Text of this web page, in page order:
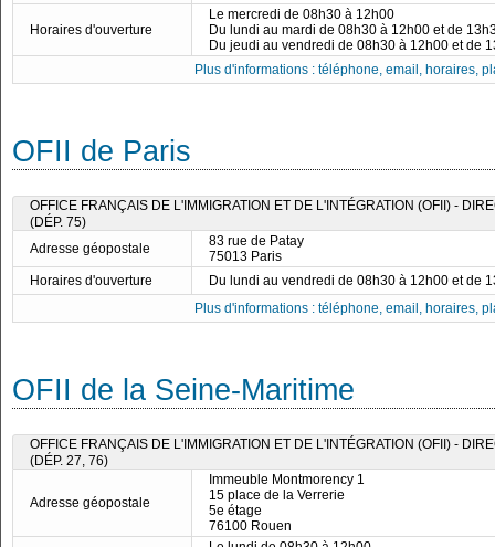
Horaires d'ouverture
Le mercredi de 08h30 à 12h00
Du lundi au mardi de 08h30 à 12h00 et de
Du jeudi au vendredi de 08h30 à 12h00 et de
Plus d'informations : téléphone, email, horaires,
OFII de Paris
OFFICE FRANÇAIS DE L'IMMIGRATION ET DE L'INTÉGRATION (OFII) -
(DÉP. 75)
Adresse géopostale
83 rue de Patay
75013 Paris
Horaires d'ouverture
Du lundi au vendredi de 08h30 à 12h00 et de
Plus d'informations : téléphone, email, horaires,
OFII de la Seine-Maritime
OFFICE FRANÇAIS DE L'IMMIGRATION ET DE L'INTÉGRATION (OFII) -
(DÉP. 27, 76)
Adresse géopostale
Immeuble Montmorency 1
15 place de la Verrerie
5e étage
76100 Rouen